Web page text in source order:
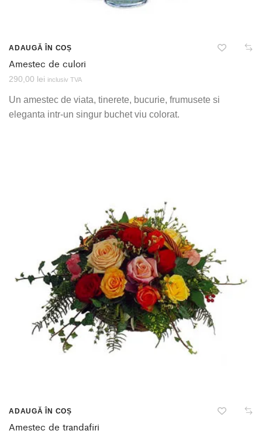
ADAUGĂ ÎN COȘ
Amestec de culori
290,00 lei inclusiv TVA
Un amestec de viata, tinerete, bucurie, frumusete si
eleganta intr-un singur buchet viu colorat.
ADAUGĂ ÎN COȘ
Amestec de trandafiri